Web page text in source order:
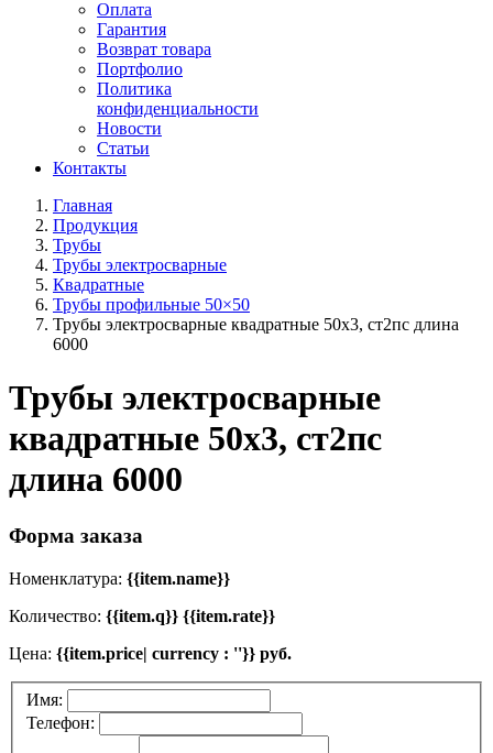
Оплата
Гарантия
Возврат товара
Портфолио
Политика
конфиденциальности
Новости
Статьи
Контакты
Главная
Продукция
Трубы
Трубы электросварные
Квадратные
Трубы профильные 50×50
Трубы электросварные квадратные 50x3, ст2пс длина
6000
Трубы электросварные
квадратные 50x3, ст2пс
длина 6000
Форма заказа
Номенклатура: {{item.name}}
Количество: {{item.q}} {{item.rate}}
Цена: {{item.price| currency : ''}} руб.
Имя:
Телефон: